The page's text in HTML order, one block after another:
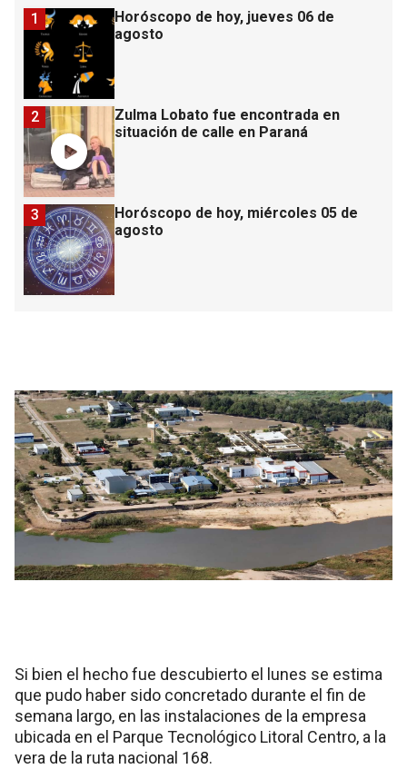
Horóscopo de hoy, jueves 06 de
agosto
1
Zulma Lobato fue encontrada en
situación de calle en Paraná
2
Horóscopo de hoy, miércoles 05 de
agosto
3
Si bien el hecho fue descubierto el lunes se estima
que pudo haber sido concretado durante el fin de
semana largo, en las instalaciones de la empresa
ubicada en el Parque Tecnológico Litoral Centro, a la
vera de la ruta nacional 168.